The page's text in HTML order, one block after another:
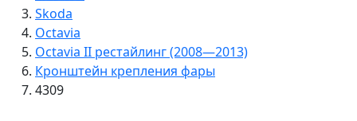
Skoda
Octavia
Octavia II рестайлинг (2008—2013)
Кронштейн крепления фары
4309